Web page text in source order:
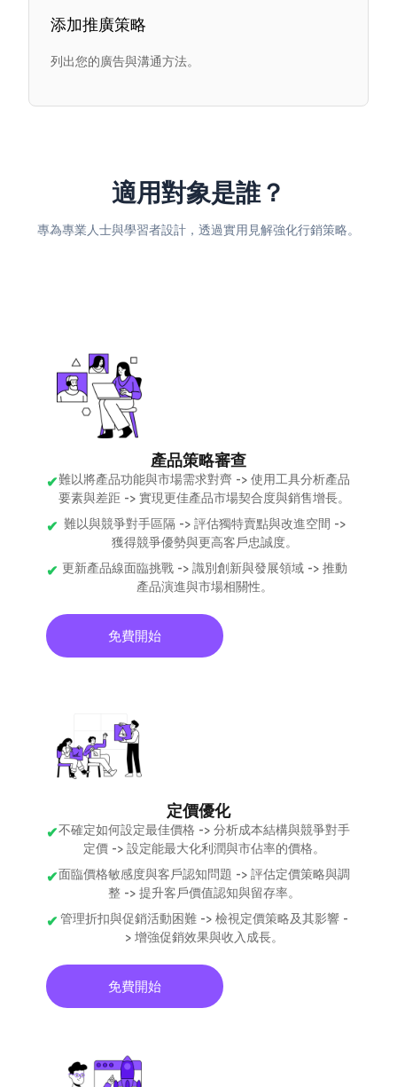
添加推廣策略
列出您的廣告與溝通方法。
適用對象是誰？
專為專業人士與學習者設計，透過實用見解強化行銷策略。
產品策略審查
難以將產品功能與市場需求對齊 -> 使用工具分析產品
要素與差距 -> 實現更佳產品市場契合度與銷售增長。
難以與競爭對手區隔 -> 評估獨特賣點與改進空間 ->
獲得競爭優勢與更高客戶忠誠度。
更新產品線面臨挑戰 -> 識別創新與發展領域 -> 推動
產品演進與市場相關性。
免費開始
定價優化
不確定如何設定最佳價格 -> 分析成本結構與競爭對手
定價 -> 設定能最大化利潤與市佔率的價格。
面臨價格敏感度與客戶認知問題 -> 評估定價策略與調
整 -> 提升客戶價值認知與留存率。
管理折扣與促銷活動困難 -> 檢視定價策略及其影響 -
> 增強促銷效果與收入成長。
免費開始